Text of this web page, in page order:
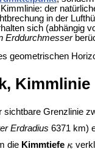
Kimmlinie: der
in der
sich (abhängig
Erddurchmesser
geometrischen
Kimmlinie
sichtbare Grenzlinie
Erdradius 6371 km)
die Kimmtiefe